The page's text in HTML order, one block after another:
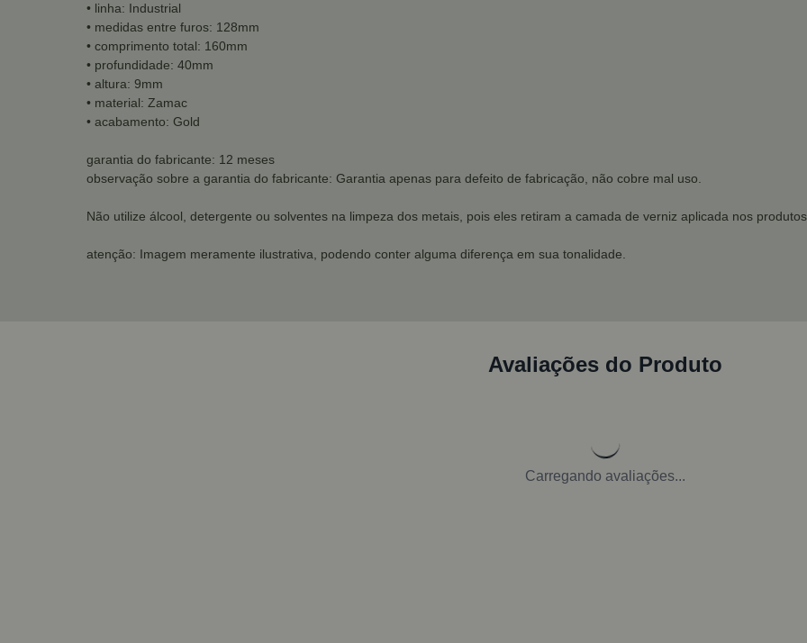
• linha: Industrial
• medidas entre furos: 128mm
• comprimento total: 160mm
• profundidade: 40mm
• altura: 9mm
• material: Zamac
• acabamento: Gold
garantia do fabricante: 12 meses
observação sobre a garantia do fabricante: Garantia apenas para defeito de fabricação, não cobre mal uso.
Não utilize álcool, detergente ou solventes na limpeza dos metais, pois eles retiram a camada de verniz aplicada nos
atenção: Imagem meramente ilustrativa, podendo conter alguma diferença em sua tonalidade.
Avaliações do Produto
Carregando avaliações...